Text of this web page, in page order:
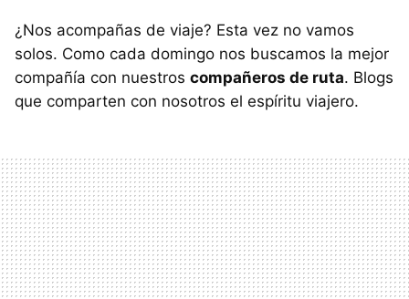
¿Nos acompañas de viaje? Esta vez no vamos
solos. Como cada domingo nos buscamos la mejor
compañía con nuestros compañeros de ruta. Blogs
que comparten con nosotros el espíritu viajero.